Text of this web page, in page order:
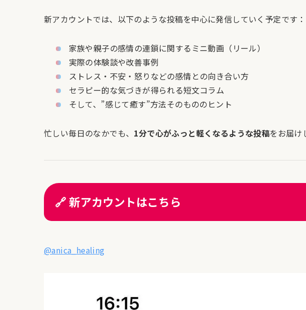
新アカウントでは、以下のような投稿を中心に発信していく予定です：
家族や親子の感情の連鎖に関するミニ動画（リール）
実際の体験談や改善事例
ストレス・不安・怒りなどの感情との向き合い方
セラピー的な気づきが得られる短文コラム
そして、”感じて癒す”方法そのもののヒント
忙しい毎日のなかでも、 1分で心がふっと軽くなるような投稿をお届け
🔗 新アカウントはこちら
@anica_healing